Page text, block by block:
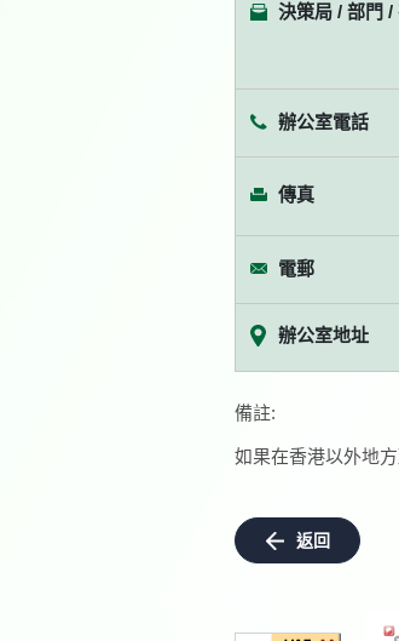
決策局 / 部門 /
辦公室電話
傳真
電郵
辦公室地址
備註:
如果在香港以外地
返回